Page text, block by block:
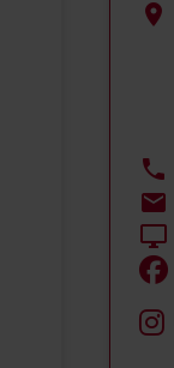
location_on
phone
mail
desktop_windows